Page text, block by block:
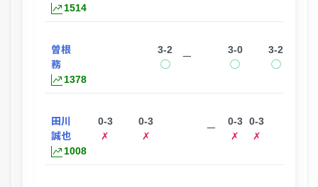
1514
曽根
務
1378
3-2
◯
ー
3-0
◯
3-2
◯
田川
誠也
1008
0-3
✗
0-3
✗
ー
0-3
✗
0-3
✗